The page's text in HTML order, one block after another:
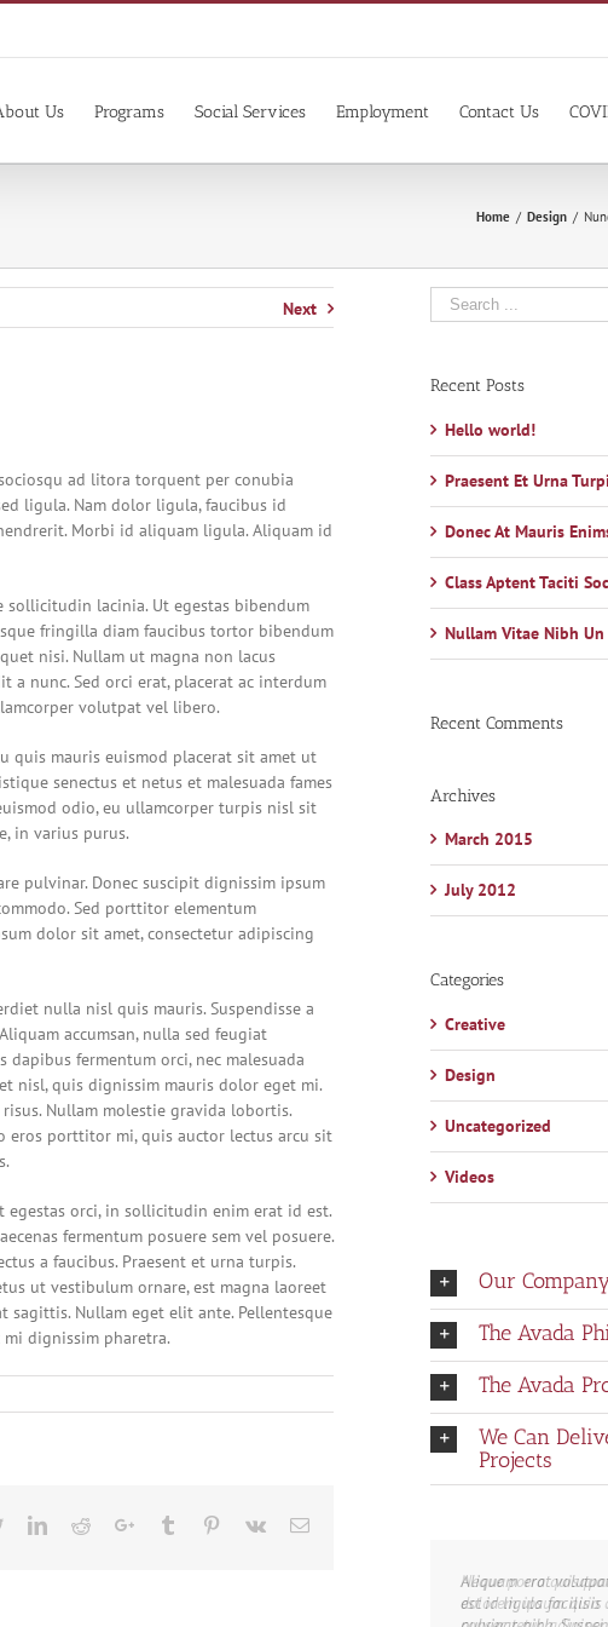
Us Programs Social Services Employment Contact Us
Home / Design /
Next
ad litora torquent per conubia
ligula. Nam dolor ligula, faucibus id
Morbi id aliquam ligula. Aliquam id
sollicitudin lacinia. Ut egestas bibendum
fringilla diam faucibus tortor bibendum
nisi. Nullam ut magna non lacus
a nunc. Sed orci erat, placerat ac interdum
volutpat vel libero.
quis mauris euismod placerat sit amet ut
senectus et netus et malesuada fames
odio, eu ullamcorper turpis nisl sit
in varius purus.
pulvinar. Donec suscipit dignissim ipsum
Sed porttitor elementum
dolor sit amet, consectetur adipiscing
nulla nisl quis mauris. Suspendisse a
accumsan, nulla sed feugiat
fermentum orci, nec malesuada
nisl, quis dignissim mauris dolor eget mi.
Nullam molestie gravida lobortis.
eros porttitor mi, quis auctor lectus arcu sit
orci, in sollicitudin enim erat id est.
fermentum posuere sem vel posuere.
a faucibus. Praesent et urna turpis.
ut vestibulum ornare, est magna laoreet
Nullam eget elit ante. Pellentesque
mi dignissim pharetra.
TwitterLinkedIn
RedditGoogle+Tumblr Pinterest
Vk Email
Search
for:
Recent Posts
Hello world!
Praesent Et Urna
Donec At Mauris
Class Aptent Taciti
Nullam Vitae Nibh
Recent Comments
Archives
March 2015
July 2012
Categories
Creative
Design
Uncategorized
Videos
Our
The Avada
The Avada
We Can
Projects
Aliquam erat
est id ligula facilisis